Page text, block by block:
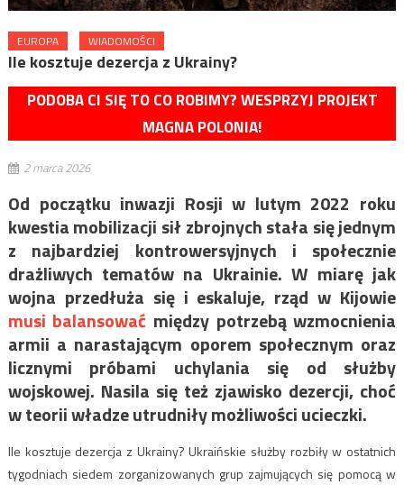
EUROPA WIADOMOŚCI
Ile kosztuje dezercja z Ukrainy?
PODOBA CI SIĘ TO CO ROBIMY? WESPRZYJ PROJEKT
MAGNA POLONIA!
2 marca 2026
Od początku inwazji Rosji w lutym 2022 roku
kwestia mobilizacji sił zbrojnych stała się jednym
z najbardziej kontrowersyjnych i społecznie
drażliwych tematów na Ukrainie. W miarę jak
wojna przedłuża się i eskaluje, rząd w Kijowie
musi balansować między potrzebą wzmocnienia
armii a narastającym oporem społecznym oraz
licznymi próbami uchylania się od służby
wojskowej. Nasila się też zjawisko dezercji, choć
w teorii władze utrudniły możliwości ucieczki.
Ile kosztuje dezercja z Ukrainy? Ukraińskie służby rozbiły w ostatnich
tygodniach siedem zorganizowanych grup zajmujących się pomocą w